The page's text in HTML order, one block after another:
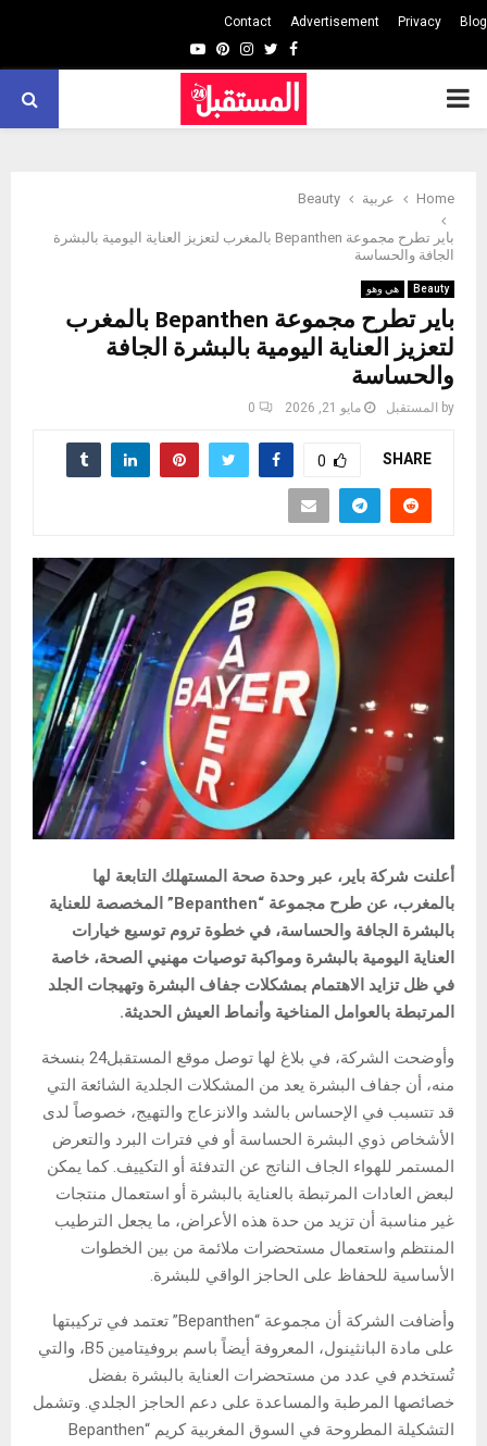
Blog
Privacy
Advertisement
Contact
Facebook
Twitter
Instagram
Pinterest
Youtube
PRIMARY
Home عربية Beauty
باير تطرح مجموعة Bepanthen بالمغرب لتعزيز العناية اليومية بالبشرة
الجافة والحساسة
Beauty هي وهو
باير تطرح مجموعة Bepanthen بالمغرب
لتعزيز العناية اليومية بالبشرة الجافة
والحساسة
by المستقبل مايو 21, 2026 0
SHARE
0
أعلنت شركة باير، عبر وحدة صحة المستهلك التابعة لها
بالمغرب، عن طرح مجموعة “Bepanthen” المخصصة للعناية
بالبشرة الجافة والحساسة، في خطوة تروم توسيع خيارات
العناية اليومية بالبشرة ومواكبة توصيات مهنيي الصحة، خاصة
في ظل تزايد الاهتمام بمشكلات جفاف البشرة وتهيجات الجلد
المرتبطة بالعوامل المناخية وأنماط العيش الحديثة.
وأوضحت الشركة، في بلاغ لها توصل موقع المستقبل24 بنسخة
منه، أن جفاف البشرة يعد من المشكلات الجلدية الشائعة التي
قد تتسبب في الإحساس بالشد والانزعاج والتهيج، خصوصاً لدى
الأشخاص ذوي البشرة الحساسة أو في فترات البرد والتعرض
المستمر للهواء الجاف الناتج عن التدفئة أو التكييف. كما يمكن
لبعض العادات المرتبطة بالعناية بالبشرة أو استعمال منتجات
غير مناسبة أن تزيد من حدة هذه الأعراض، ما يجعل الترطيب
المنتظم واستعمال مستحضرات ملائمة من بين الخطوات
الأساسية للحفاظ على الحاجز الواقي للبشرة.
وأضافت الشركة أن مجموعة “Bepanthen” تعتمد في تركيبتها
على مادة البانثينول، المعروفة أيضاً باسم بروفيتامين B5، والتي
تُستخدم في عدد من مستحضرات العناية بالبشرة بفضل
خصائصها المرطبة والمساعدة على دعم الحاجز الجلدي. وتشمل
التشكيلة المطروحة في السوق المغربية كريم “Bepanthen